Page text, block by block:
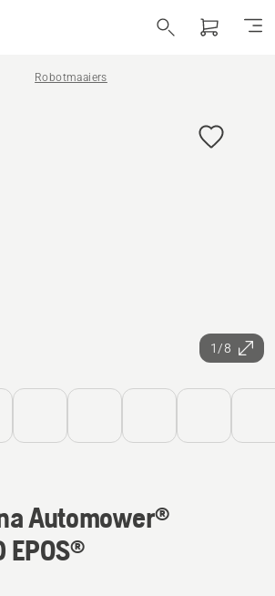
Robotmaaiers
1/8
Automower®
EPOS®